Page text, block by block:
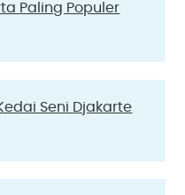
Paling Populer
Seni Djakarte